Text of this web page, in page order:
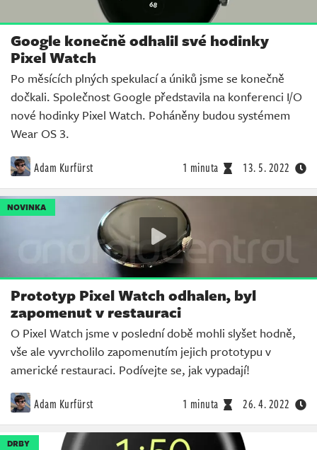
Google konečně odhalil své hodinky
Pixel Watch
Po měsících plných spekulací a úniků jsme se konečně
dočkali. Společnost Google představila na konferenci I/O
nové hodinky Pixel Watch. Poháněny budou systémem
Wear OS 3.
Adam Kurfürst 1 minuta 13. 5. 2022
NOVINKA
Prototyp Pixel Watch odhalen, byl
zapomenut v restauraci
O Pixel Watch jsme v poslední době mohli slyšet hodně,
vše ale vyvrcholilo zapomenutím jejich prototypu v
americké restauraci. Podívejte se, jak vypadají!
Adam Kurfürst 1 minuta 26. 4. 2022
DRBY